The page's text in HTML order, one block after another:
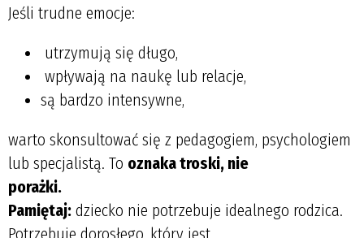
Jeśli trudne emocje:
utrzymują się długo,
wpływają na naukę lub relacje,
są bardzo intensywne,
warto skonsultować się z pedagogiem, psychologiem
lub specjalistą. To oznaka troski, nie
porażki.
Pamiętaj: dziecko nie potrzebuje idealnego rodzica.
Potrzebuje dorosłego, który jest